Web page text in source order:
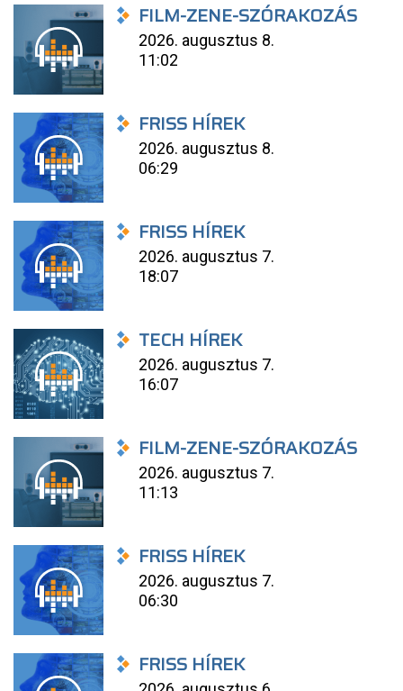
FILM-ZENE-SZÓRAKOZÁS
2026. augusztus 8.
11:02
FRISS HÍREK
2026. augusztus 8.
06:29
FRISS HÍREK
2026. augusztus 7.
18:07
TECH HÍREK
2026. augusztus 7.
16:07
FILM-ZENE-SZÓRAKOZÁS
2026. augusztus 7.
11:13
FRISS HÍREK
2026. augusztus 7.
06:30
FRISS HÍREK